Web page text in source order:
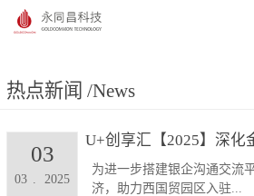
热点新闻 /News
为进一步搭建银企沟通交流
济，助力西国贸园区入驻...
03 2025
03